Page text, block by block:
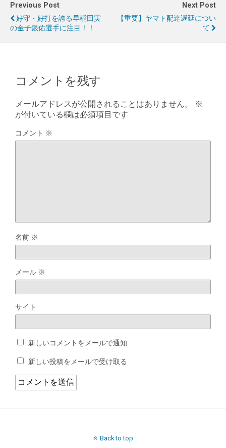
Previous Post
好守・好打を誇る早稲田実
の金子銀佑選手に注目！！
Next Post
【重要】ヤマト配達遅延につい
て
コメントを残す
メールアドレスが公開されることはありません。
※
が付いている欄は必須項目です
コメント ※
名前 ※
メール ※
サイト
新しいコメントをメールで通知
新しい投稿をメールで受け取る
Back to top